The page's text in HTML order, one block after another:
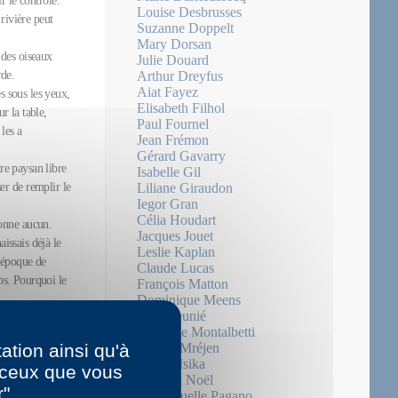
peut
oiseaux
sous les yeux,
la table,
a
paysan libre
de remplir le
aucun.
déjà le
de
Pourquoi le
Mais
Louise Desbrusses
Suzanne Doppelt
Mary Dorsan
Julie Douard
Arthur Dreyfus
Aiat Fayez
Elisabeth Filhol
Paul Fournel
Jean Frémon
Gérard Gavarry
Isabelle Gil
Liliane Giraudon
Iegor Gran
Célia Houdart
Jacques Jouet
Leslie Kaplan
Claude Lucas
François Matton
Dominique Meens
Eric Meunié
Christine Montalbetti
Valérie Mréjen
Édith Msika
Bernard Noël
ainsi qu'à
que vous